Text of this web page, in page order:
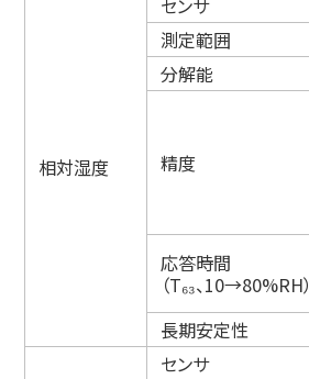
相対湿度
センサ
測定範囲
分解能
精度
応答時間
（T₆₃、10→80%RH）
長期安定性
センサ